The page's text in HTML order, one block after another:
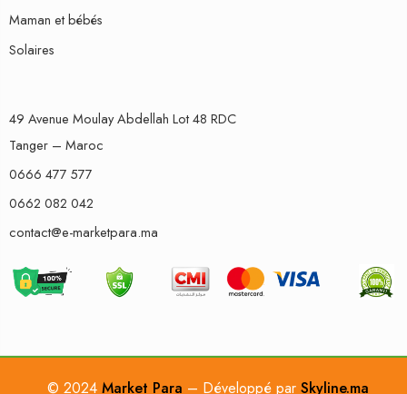
Maman et bébés
Solaires
49 Avenue Moulay Abdellah Lot 48 RDC
Tanger – Maroc
0666 477 577
0662 082 042
contact@e-marketpara.ma
© 2024 Market Para – Développé par Skyline.ma